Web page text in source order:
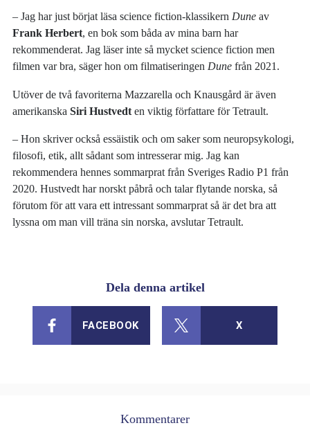
– Jag har just börjat läsa science fiction-klassikernDune av
Frank Herbert, en bok som båda av mina barn har
rekommenderat. Jag läser inte så mycket science fiction men
filmen var bra, säger hon om filmatiseringenDune från 2021.
Utöver de två favoriterna Mazzarella och Knausgård är även
amerikanska Siri Hustvedt en viktig författare för Tetrault.
– Hon skriver också essäistik och om saker som neuropsykologi,
filosofi, etik, allt sådant som intresserar mig. Jag kan
rekommendera hennes sommarprat från Sveriges Radio P1 från
2020. Hustvedt har norskt påbrå och talar flytande norska, så
förutom för att vara ett intressant sommarprat så är det bra att
lyssna om man vill träna sin norska, avslutar Tetrault.
Dela denna artikel
FACEBOOK X
Kommentarer